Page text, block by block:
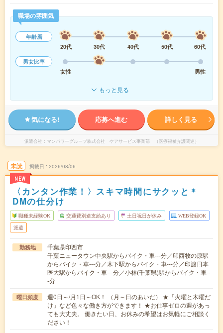
職場の雰囲気
年齢層
20代
30代 40代 50代
60代
男女比率
女性
男性
もっと見る
気になる! 応募へ進む 詳しく見る
派遣会社 マンパワーグループ株式会社 ケアサービス事業部 （医療福祉介護関連）
未読
NEW
掲載日 2026/08/06
〈カンタン作業！〉スキマ時間にサクッと＊
DMの仕分け
職種未経験OK 交通費別途支給あり 土日祝日が休み WEB登録OK
派遣
勤務地
千葉県印西市
千葉ニュータウン中央駅からバイク・車---分／印西牧の原駅
からバイク・車---分／木下駅からバイク・車---分／印旛日本
医大駅からバイク・車---分／小林(千葉県)駅からバイク・車--
-分
曜日頻度
週0日～/月1日～OK！ （月～日のあいだ） ★「火曜と木曜だ
け」など色々な働き方ができます！ ★お仕事ゼロの週があっ
ても大丈夫。 働きたい日、お休みの希望はお気軽にご相談く
ださい！